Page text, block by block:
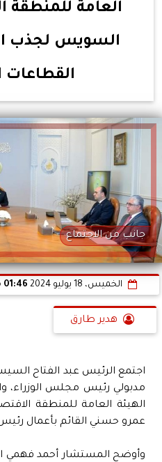
العامة للمنطقة
السويس لجذب
القطاعات
جانب من الاجتماع
الخميس، 18 يوليو 2024 01:46 مـ
هدير طارق
اجتمع الرئيس عبد الفتاح
مدبولي رئيس مجلس الوزراء،
الهيئة العامة للمنطقة
عمرو حسني القائم بأعمال رئيس
وأوضح المستشار أحمد فهمي